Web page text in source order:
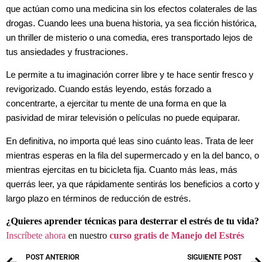
que actúan como una medicina sin los efectos colaterales de las
drogas. Cuando lees una buena historia, ya sea ficción histórica,
un thriller de misterio o una comedia, eres transportado lejos de
tus ansiedades y frustraciones.
Le permite a tu imaginación correr libre y te hace sentir fresco y
revigorizado. Cuando estás leyendo, estás forzado a
concentrarte, a ejercitar tu mente de una forma en que la
pasividad de mirar televisión o películas no puede equiparar.
En definitiva, no importa qué leas sino cuánto leas. Trata de leer
mientras esperas en la fila del supermercado y en la del banco, o
mientras ejercitas en tu bicicleta fija. Cuanto más leas, más
querrás leer, ya que rápidamente sentirás los beneficios a corto y
largo plazo en términos de reducción de estrés.
¿Quieres aprender técnicas para desterrar el estrés de tu vida?
Inscríbete ahora en nuestro curso gratis de Manejo del Estrés
POST ANTERIOR SIGUIENTE POST